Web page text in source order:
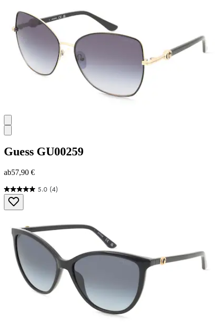
Bewertungen
Guess GU00259
ab57,90 €
5.0 (4)
5.0
von
5
Bewertungen